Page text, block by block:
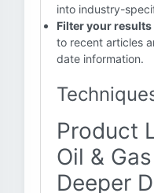
into industry-
Filter your results
to recent articles
date information.
Product
Oil &
Deeper